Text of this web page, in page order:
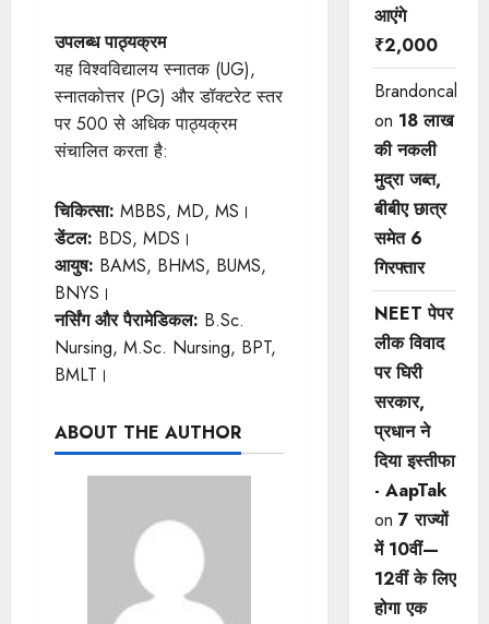
उपलब्ध पाठ्यक्रम
यह विश्वविद्यालय स्नातक (UG),
स्नातकोत्तर (PG) और डॉक्टरेट स्तर
पर 500 से अधिक पाठ्यक्रम
संचालित करता है:
चिकित्सा: MBBS, MD, MS।
डेंटल: BDS, MDS।
आयुष: BAMS, BHMS, BUMS,
BNYS।
नर्सिंग और पैरामेडिकल: B.Sc.
Nursing, M.Sc. Nursing, BPT,
BMLT।
ABOUT THE AUTHOR
आएंगे
₹2,000
Brandoncah
on 18 लाख
की नकली
मुद्रा जब्त,
बीबीए छात्र
समेत 6
गिरफ्तार
NEET पेपर
लीक विवाद
पर घिरी
सरकार,
प्रधान ने
दिया इस्तीफा
- AapTak
on 7 राज्यों
में 10वीं—
12वीं ​के लिए
होगा एक